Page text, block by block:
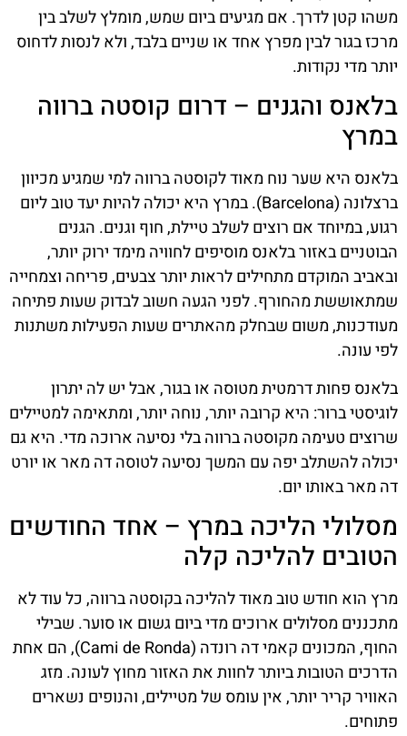
משהו קטן לדרך. אם מגיעים ביום שמש, מומלץ לשלב בין
מרכז בגור לבין מפרץ אחד או שניים בלבד, ולא לנסות לדחוס
יותר מדי נקודות.
בלאנס והגנים – דרום קוסטה ברווה
במרץ
בלאנס היא שער נוח מאוד לקוסטה ברווה למי שמגיע מכיוון
ברצלונה (Barcelona). במרץ היא יכולה להיות יעד טוב ליום
רגוע, במיוחד אם רוצים לשלב טיילת, חוף וגנים. הגנים
הבוטניים באזור בלאנס מוסיפים לחוויה מימד ירוק יותר,
ובאביב המוקדם מתחילים לראות יותר צבעים, פריחה וצמחייה
שמתאוששת מהחורף. לפני הגעה חשוב לבדוק שעות פתיחה
מעודכנות, משום שבחלק מהאתרים שעות הפעילות משתנות
לפי עונה.
בלאנס פחות דרמטית מטוסה או בגור, אבל יש לה יתרון
לוגיסטי ברור: היא קרובה יותר, נוחה יותר, ומתאימה למטיילים
שרוצים טעימה מקוסטה ברווה בלי נסיעה ארוכה מדי. היא גם
יכולה להשתלב יפה עם המשך נסיעה לטוסה דה מאר או יורט
דה מאר באותו יום.
מסלולי הליכה במרץ – אחד החודשים
הטובים להליכה קלה
מרץ הוא חודש טוב מאוד להליכה בקוסטה ברווה, כל עוד לא
מתכננים מסלולים ארוכים מדי ביום גשום או סוער. שבילי
החוף, המכונים קאמי דה רונדה (Cami de Ronda), הם אחת
הדרכים הטובות ביותר לחוות את האזור מחוץ לעונה. מזג
האוויר קריר יותר, אין עומס של מטיילים, והנופים נשארים
פתוחים.